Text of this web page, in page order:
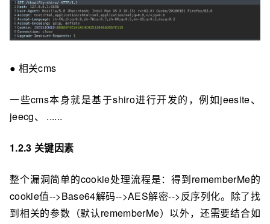
● 相关cms
一些cms本身就是基于shiro进⾏开发的，例如jeesite、
jeecg、 ......
1.2.3 关键因素
整个漏洞简单的cookie处理流程是：得到rememberMe的
cookie值-->Base64解码-->AES解密-->反序列化。除了找
到相关的参数（默认rememberMe）以外，还需要结合如